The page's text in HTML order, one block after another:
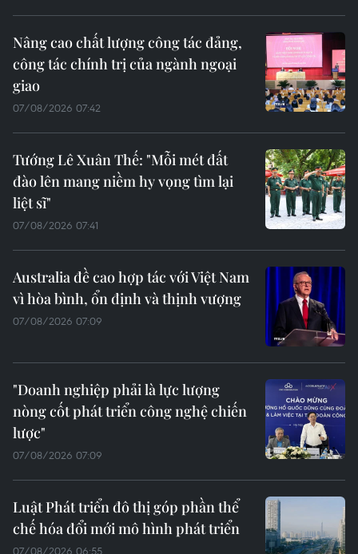
Nâng cao chất lượng công tác đảng,
công tác chính trị của ngành ngoại
giao
07/08/2026 07:42
Tướng Lê Xuân Thế: "Mỗi mét đất
đào lên mang niềm hy vọng tìm lại
liệt sĩ"
07/08/2026 07:41
Australia đề cao hợp tác với Việt Nam
vì hòa bình, ổn định và thịnh vượng
07/08/2026 07:09
"Doanh nghiệp phải là lực lượng
nòng cốt phát triển công nghệ chiến
lược"
07/08/2026 07:09
Luật Phát triển đô thị góp phần thể
chế hóa đổi mới mô hình phát triển
07/08/2026 06:55